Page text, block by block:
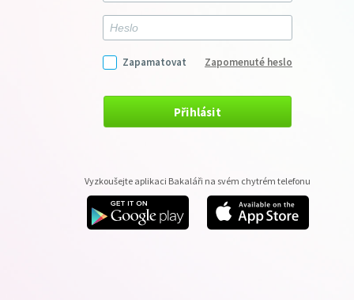
Zapamatovat Zapomenuté heslo
Přihlásit
Vyzkoušejte aplikaci Bakaláři na svém chytrém telefonu